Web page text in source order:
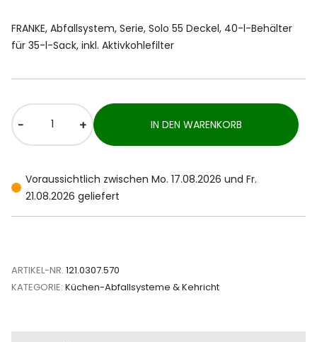
FRANKE, Abfallsystem, Serie, Solo 55 Deckel, 40-l-Behälter
für 35-l-Sack, inkl. Aktivkohlefilter
- + IN DEN WARENKORB
Voraussichtlich zwischen Mo. 17.08.2026 und Fr.
21.08.2026 geliefert
ARTIKEL-NR. 121.0307.570
KATEGORIE: Küchen-Abfallsysteme & Kehricht